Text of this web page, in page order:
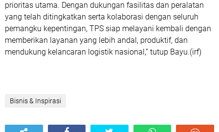
prioritas utama. Dengan dukungan fasilitas dan peralatan
yang telah ditingkatkan serta kolaborasi dengan seluruh
pemangku kepentingan, TPS siap melayani kembali dengan
memberikan layanan yang lebih andal, produktif, dan
mendukung kelancaran logistik nasional,” tutup Bayu.(irf)
Bisnis & Inspirasi